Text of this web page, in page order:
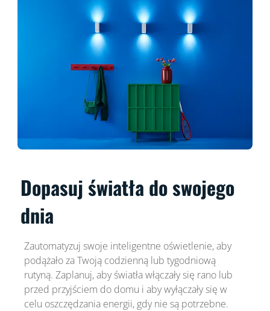
Dopasuj światła do swojego
dnia
Zautomatyzuj swoje inteligentne oświetlenie, aby
podążało za Twoją codzienną lub tygodniową
rutyną. Zaplanuj, aby światła włączały się rano lub
przed przyjściem do domu i aby wyłączały się w
celu oszczędzania energii, gdy nie są potrzebne.